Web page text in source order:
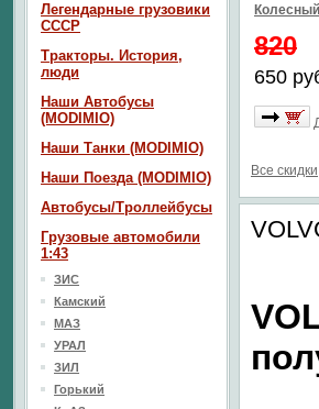
820
650
Все скидки
Легендарные грузовики
СССР
Тракторы. История,
люди
Наши Автобусы
(MODIMIO)
Наши Танки (MODIMIO)
Наши Поезда (MODIMIO)
Автобусы/Троллейбусы
Грузовые автомобили
1:43
ЗИС
Камский
МАЗ
УРАЛ
ЗИЛ
Горький